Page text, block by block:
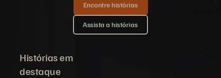
Encontre histórias
Assista a histórias
Histórias em
destaque